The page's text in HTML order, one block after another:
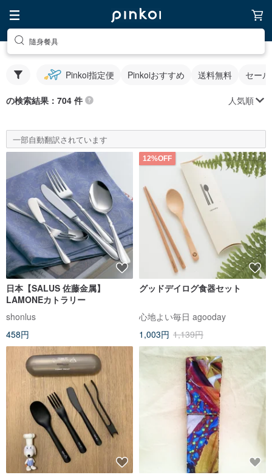
隨身餐具
Pinkoi指定便 Pinkoiおすすめ 送料無料 セー
の検索結果：704 件 人気順
一部自動翻訳されています
日本【SALUS 佐藤金属】
LAMONEカトラリー
shonlus
458円
12%OFF
グッドデイログ食器セット
心地よい毎日 agooday
1,003円 1,139円